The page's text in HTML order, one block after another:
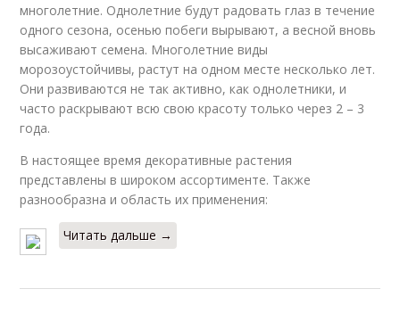
многолетние. Однолетние будут радовать глаз в течение
одного сезона, осенью побеги вырывают, а весной вновь
высаживают семена. Многолетние виды
морозоустойчивы, растут на одном месте несколько лет.
Они развиваются не так активно, как однолетники, и
часто раскрывают всю свою красоту только через 2 – 3
года.
В настоящее время декоративные растения
представлены в широком ассортименте. Также
разнообразна и область их применения:
Читать дальше →